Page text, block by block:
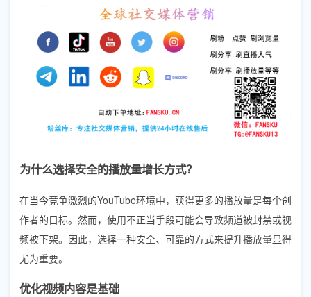
为什么选择安全的播放量增长方式？
在当今竞争激烈的YouTube环境中，获得更多的播放量是每个创
作者的目标。然而，使用不正当手段可能会导致频道被封禁或视
频被下架。因此，选择一种安全、可靠的方式来提升播放量显得
尤为重要。
优化视频内容是基础